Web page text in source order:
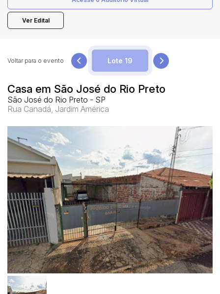
Ver Edital
Casa em São José do Rio Preto
São José do Rio Preto - SP
Rua Canadá, Jardim América
Voltar para o evento